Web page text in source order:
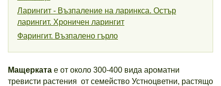
Ларингит - Възпаление на ларинкса. Остър
ларингит. Хроничен ларингит
Фарингит. Възпалено гърло
Мащерката е от около 300-400 вида ароматни
тревисти растения от семейство Устноцветни, растящо